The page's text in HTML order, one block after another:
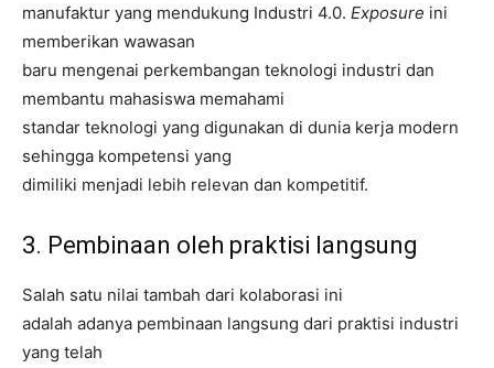
manufaktur yang mendukung Industri 4.0. Exposure ini
memberikan wawasan
baru mengenai perkembangan teknologi industri dan
membantu mahasiswa memahami
standar teknologi yang digunakan di dunia kerja modern
sehingga kompetensi yang
dimiliki menjadi lebih relevan dan kompetitif.
3. Pembinaan oleh praktisi langsung
Salah satu nilai tambah dari kolaborasi ini
adalah adanya pembinaan langsung dari praktisi industri
yang telah